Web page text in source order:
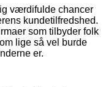
værdifulde chancer
kundetilfredshed.
som tilbyder folk
lige så vel burde
er.